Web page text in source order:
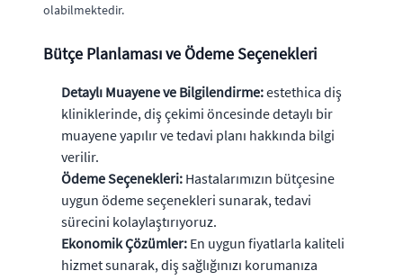
olabilmektedir.
Bütçe Planlaması ve Ödeme Seçenekleri
Detaylı Muayene ve Bilgilendirme:estethica diş
kliniklerinde, diş çekimi öncesinde detaylı bir
muayene yapılır ve tedavi planı hakkında bilgi
verilir.
Ödeme Seçenekleri: Hastalarımızın bütçesine
uygun ödeme seçenekleri sunarak, tedavi
sürecini kolaylaştırıyoruz.
Ekonomik Çözümler: En uygun fiyatlarla kaliteli
hizmet sunarak, diş sağlığınızı korumanıza